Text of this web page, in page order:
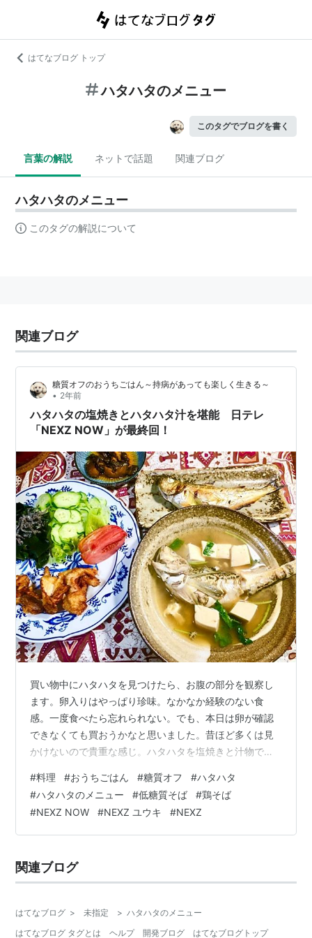
はてなブログ トップ
ハタハタのメニュー
このタグでブログを書く
言葉の解説 ネットで話題 関連ブログ
ハタハタのメニュー
このタグの解説について
関連ブログ
糖質オフのおうちごはん～持病があっても楽しく生きる～
• 2年前
ハタハタの塩焼きとハタハタ汁を堪能 日テレ
「NEXZ NOW」が最終回！
買い物中にハタハタを見つけたら、お腹の部分を観察し
ます。卵入りはやっぱり珍味。なかなか経験のない食
感。一度食べたら忘れられない。でも、本日は卵が確認
できなくても買おうかなと思いました。昔ほど多くは見
かけないので貴重な感じ。ハタハタを塩焼きと汁物で。
汁 ハタハタの塩焼き 昼食 低糖質麺の鶏そば ひとこと
NEXZ NOW最終回 夕食 ハタハタの豆腐汁 〇ハタハタ・
豆腐・三つ葉・昆布・出汁の素・醤油・塩・酒 昆布で出
汁をとった鍋に、出汁の素、醤油、塩、酒で味を調え
え、温まったら三つ葉を入れる。…
#料理 #おうちごはん #糖質オフ #ハタハタ
#ハタハタのメニュー #低糖質そば #鶏そば
#NEXZ NOW #NEXZ ユウキ #NEXZ
関連ブログ
はてなブログ > 未指定 > ハタハタのメニュー
はてなブログ タグとは
ヘルプ 開発ブログ はてなブログトップ